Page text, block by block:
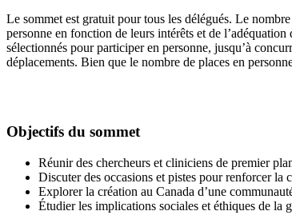
Le sommet est gratuit pour tous les délégués. Le
personne en fonction de leurs intérêts et de
sélectionnés pour participer en personne, jusqu’à
déplacements. Bien que le nombre de places en
Objectifs du sommet
Réunir des chercheurs et cliniciens de premier
Discuter des occasions et pistes pour renforcer la
Explorer la création au Canada d’une
Étudier les implications sociales et éthiques de la